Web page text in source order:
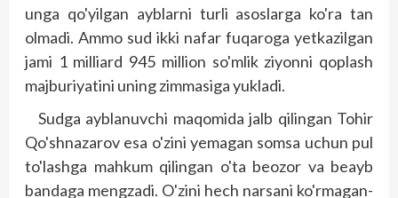
unga qo'yilgan ayblarni turli asoslarga ko'ra tan
olmadi. Ammo sud ikki nafar fuqaroga yetkazilgan
jami 1 milliard 945 million so'mlik ziyonni qoplash
majburiyatini uning zimmasiga yukladi.
Sudga ayblanuvchi maqomida jalb qilingan Tohir
Qo'shnazarov esa o'zini yemagan somsa uchun pul
to'lashga mahkum qilingan o'ta beozor va beayb
bandaga mengzadi. O'zini hech narsani ko'rmagan-